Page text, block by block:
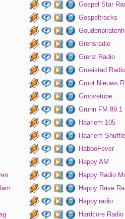
Gospel Star
Gospeltracks
Grensradio
Grenz Radio
Groeistad Radio
Groot Nieuws
Groovetube
Grunn FM 89.1
Haarlem 105
Haarlem Shuffle
HabboFever
Happy AM
Happy Radio
Happy Rave
Happy.radio
Hardcore Radio